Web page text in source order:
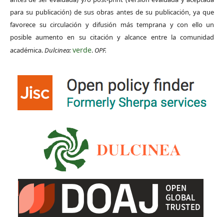
para su publicación) de sus obras antes de su publicación, ya que
favorece su circulación y difusión más temprana y con ello un
posible aumento en su citación y alcance entre la comunidad
académica.Dulcinea:verde. OPF.